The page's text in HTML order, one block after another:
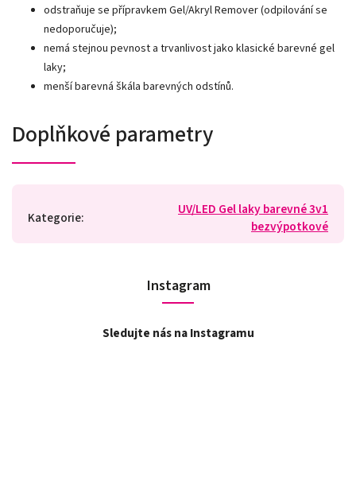
odstraňuje se přípravkem Gel/Akryl Remover (odpilování se
nedoporučuje);
nemá stejnou pevnost a trvanlivost jako klasické barevné gel
laky;
menší barevná škála barevných odstínů.
Doplňkové parametry
Kategorie:
UV/LED Gel laky barevné 3v1
bezvýpotkové
Instagram
Sledujte nás na Instagramu